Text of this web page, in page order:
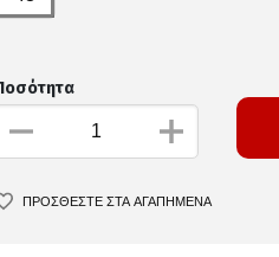
ΠΡΟΣΘΕΣΤΕ ΣΤΑ ΑΓΑΠΗΜΕΝΑ